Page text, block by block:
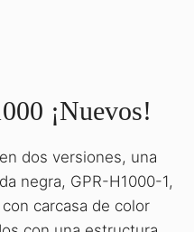
¡Nuevos!
dos versiones, una
negra, GPR-H1000-1,
carcasa de color